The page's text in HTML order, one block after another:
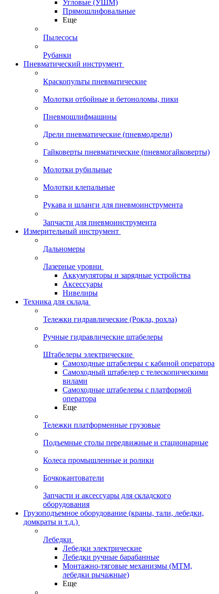
Угловые (УШМ)
Прямошлифовальные
Еще
Пылесосы
Рубанки
Пневматический инструмент
Краскопульты пневматические
Молотки отбойные и бетоноломы, пики
Пневмошлифмашины
Дрели пневматические (пневмодрели)
Гайковерты пневматические (пневмогайковерты)
Молотки рубильные
Молотки клепальные
Рукава и шланги для пневмоинструмента
Запчасти для пневмоинструмента
Измерительный инструмент
Дальномеры
Лазерные уровни
Аккумуляторы и зарядные устройства
Аксессуары
Нивелиры
Техника для склада
Тележки гидравлические (Рокла, рохла)
Ручные гидравлические штабелеры
Штабелеры электрические
Самоходные штабелеры с кабиной оператора
Самоходный штабелер с телескопическими
вилами
Самоходные штабелеры с платформой
оператора
Еще
Тележки платформенные грузовые
Подъемные столы передвижные и стационарные
Колеса промышленные и ролики
Бочкокантователи
Запчасти и аксессуары для складского
оборудования
Грузоподъемное оборудование (краны, тали, лебедки,
домкраты и т.д.)
Лебедки
Лебедки электрические
Лебедки ручные барабанные
Монтажно-тяговые механизмы (МТМ,
лебедки рычажные)
Еще